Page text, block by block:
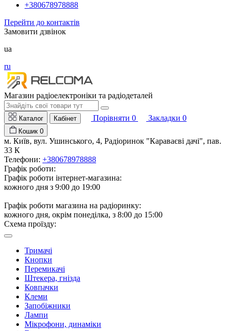
+380678978888
Перейти до контактів
Замовити дзвінок
ua
ru
Магазин радіоелектроніки та радіодеталей
Каталог Кабінет Порівняти 0 Закладки 0
Кошик 0
м. Київ, вул. Ушинського, 4, Радіоринок "Караваєві дачі", пав.
33 К
Телефони: +380678978888
Графік роботи:
Графік роботи інтернет-магазина:
кожного дня з 9:00 до 19:00
Графік роботи магазина на радіоринку:
кожного дня, окрім понеділка, з 8:00 до 15:00
Схема проїзду:
Тримачі
Кнопки
Перемикачі
Штекера, гнізда
Ковпачки
Клеми
Запобіжники
Лампи
Мікрофони, динаміки